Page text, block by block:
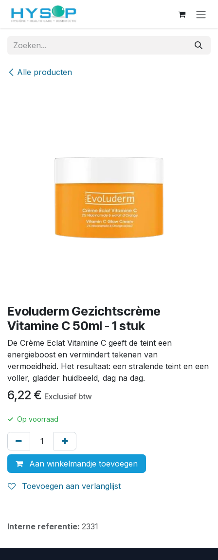
Overslaan naar inhoud
Alle producten
Evoluderm Gezichtscrème
Vitamine C 50ml - 1 stuk
De Crème Eclat Vitamine C geeft de teint een
energieboost en vermindert tekenen van
vermoeidheid. Het resultaat: een stralende teint en een
voller, gladder huidbeeld, dag na dag.
6,22 € Exclusief btw
✓ Op voorraad
Aan winkelmandje toevoegen
Toevoegen aan verlanglijst
Interne referentie: 2331